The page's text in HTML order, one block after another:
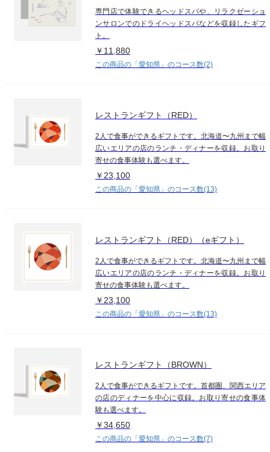
専門店で体験できるヘッドスパや、リラクゼーショ
ンサロンでのドライヘッドスパなどを収録したギフ
ト。
￥11,880
この商品の「愛知県」のコース数(2)
レストランギフト（RED）
2人で食事ができるギフトです。北海道〜九州まで幅
広いエリアの店のランチ・ディナーを収録。お取り
寄せの食事体験も選べます。
￥23,100
この商品の「愛知県」のコース数(13)
レストランギフト（RED）（eギフト）
2人で食事ができるギフトです。北海道〜九州まで幅
広いエリアの店のランチ・ディナーを収録。お取り
寄せの食事体験も選べます。
￥23,100
この商品の「愛知県」のコース数(13)
レストランギフト（BROWN）
2人で食事ができるギフトです。首都圏、関西エリア
の店のディナーを中心に収録。お取り寄せの食事体
験も選べます。
￥34,650
この商品の「愛知県」のコース数(7)